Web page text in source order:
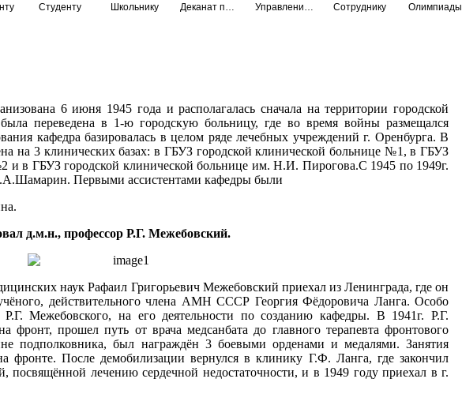
Студенту Школьнику Сотруднику Олимпиады
6 июня 1945 года и располагалась сначала на территории городской
переведена в 1-ю городскую больницу, где во время войны размещался
кафедра базировалась в целом ряде лечебных учреждений г. Оренбурга. В
на 3 клинических базах: в ГБУЗ городской клинической больнице №1, в ГБУЗ
и в ГБУЗ городской клинической больнице им. Н.И. Пирогова.С 1945 по 1949г.
Первыми ассистентами кафедры были
д.м.н., профессор Р.Г. Межебовский.
наук Рафаил Григорьевич Межебовский приехал из Ленинграда, где он
действительного члена АМН СССР Георгия Фёдоровича Ланга. Особо
Р.Г. Межебовского, на его деятельности по созданию кафедры. В 1941г. Р.Г.
фронт, прошел путь от врача медсанбата до главного терапевта фронтового
подполковника, был награждён 3 боевыми орденами и медалями. Занятия
фронте. После демобилизации вернулся в клинику Г.Ф. Ланга, где закончил
посвящённой лечению сердечной недостаточности, и в 1949 году приехал в г.